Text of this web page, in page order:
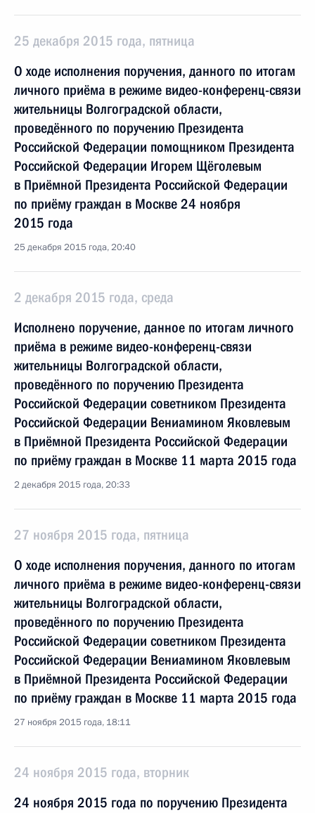
25 декабря 2015 года, пятница
О ходе исполнения поручения, данного по итогам
личного приёма в режиме видео-конференц-связи
жительницы Волгоградской области,
проведённого по поручению Президента
Российской Федерации помощником Президента
Российской Федерации Игорем Щёголевым
в Приёмной Президента Российской Федерации
по приёму граждан в Москве 24 ноября
2015 года
25 декабря 2015 года, 20:40
2 декабря 2015 года, среда
Исполнено поручение, данное по итогам личного
приёма в режиме видео-конференц-связи
жительницы Волгоградской области,
проведённого по поручению Президента
Российской Федерации советником Президента
Российской Федерации Вениамином Яковлевым
в Приёмной Президента Российской Федерации
по приёму граждан в Москве 11 марта 2015 года
2 декабря 2015 года, 20:33
27 ноября 2015 года, пятница
О ходе исполнения поручения, данного по итогам
личного приёма в режиме видео-конференц-связи
жительницы Волгоградской области,
проведённого по поручению Президента
Российской Федерации советником Президента
Российской Федерации Вениамином Яковлевым
в Приёмной Президента Российской Федерации
по приёму граждан в Москве 11 марта 2015 года
27 ноября 2015 года, 18:11
24 ноября 2015 года, вторник
24 ноября 2015 года по поручению Президента